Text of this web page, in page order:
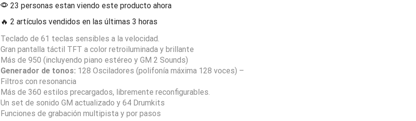
23 personas estan viendo este producto ahora
🔥 2 artículos vendidos en las últimas 3 horas
Teclado de 61 teclas sensibles a la velocidad.
Gran pantalla táctil TFT a color retroiluminada y brillante
Más de 950 (incluyendo piano estéreo y GM 2 Sounds)
Generador de tonos: 128 Osciladores (polifonía máxima 128 voces) –
Filtros con resonancia
Más de 360 estilos precargados, libremente reconfigurables.
Un set de sonido GM actualizado y 64 Drumkits
Funciones de grabación multipista y por pasos